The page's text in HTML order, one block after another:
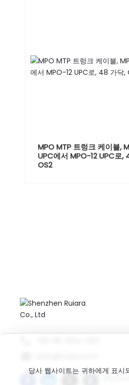
MPO MTP 트렁크 케이블,
UPC에서 MPO-12 UPC로,
OS2
당사 웹사이트는 귀하에게 표